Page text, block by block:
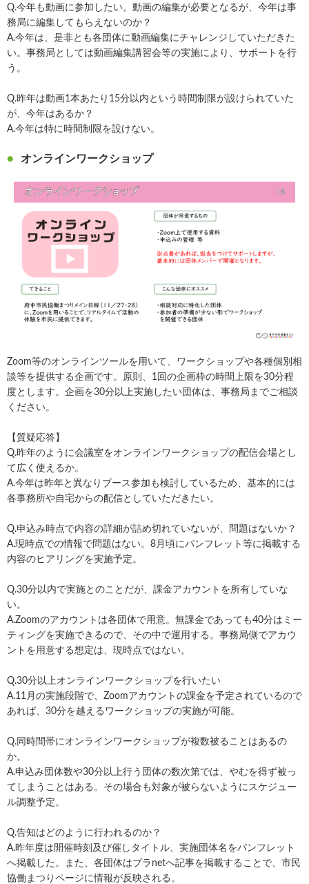
Q.今年も動画に参加したい。動画の編集が必要となるが、今年は事
務局に編集してもらえないのか？
A.今年は、是非とも各団体に動画編集にチャレンジしていただきた
い。事務局としては動画編集講習会等の実施により、サポートを行
う。
Q.昨年は動画1本あたり15分以内という時間制限が設けられていた
が、今年はあるか？
A.今年は特に時間制限を設けない。
オンラインワークショップ
Zoom等のオンラインツールを用いて、ワークショップや各種個別相
談等を提供する企画です。原則、1回の企画枠の時間上限を30分程
度とします。企画を30分以上実施したい団体は、事務局までご相談
ください。
【質疑応答】
Q.昨年のように会議室をオンラインワークショップの配信会場とし
て広く使えるか。
A.今年は昨年と異なりブース参加も検討しているため、基本的には
各事務所や自宅からの配信としていただきたい。
Q.申込み時点で内容の詳細が詰め切れていないが、問題はないか？
A.現時点での情報で問題はない。8月頃にパンフレット等に掲載する
内容のヒアリングを実施予定。
Q.30分以内で実施とのことだが、課金アカウントを所有していな
い。
A.Zoomのアカウントは各団体で用意。無課金であっても40分はミー
ティングを実施できるので、その中で運用する。事務局側でアカウ
ントを用意する想定は、現時点ではない。
Q.30分以上オンラインワークショップを行いたい
A.11月の実施段階で、Zoomアカウントの課金を予定されているので
あれば、30分を越えるワークショップの実施が可能。
Q.同時間帯にオンラインワークショップが複数被ることはあるの
か。
A.申込み団体数や30分以上行う団体の数次第では、やむを得ず被っ
てしまうことはある。その場合も対象が被らないようにスケジュー
ル調整予定。
Q.告知はどのように行われるのか？
A.昨年度は開催時刻及び催しタイトル、実施団体名をパンフレット
へ掲載した。また、各団体はプラnetへ記事を掲載することで、市民
協働まつりページに情報が反映される。